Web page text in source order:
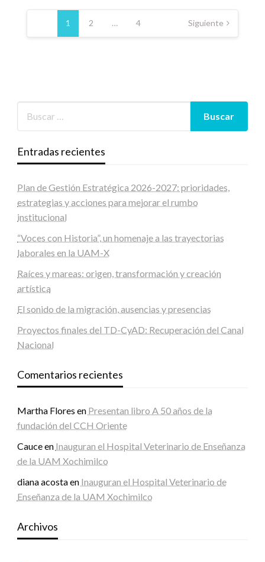
Paginación
entradas
1 2 … 4 Siguiente
Entradas recientes
Plan de Gestión Estratégica 2026-2027: prioridades,
estrategias y acciones para mejorar el rumbo
institucional
“Voces con Historia”, un homenaje a las trayectorias
laborales en la UAM-X
Raíces y mareas: origen, transformación y creación
artística
El sonido de la migración, ausencias y presencias
Proyectos finales del TD-CyAD: Recuperación del Canal
Nacional
Comentarios recientes
Martha Flores en Presentan libro A 50 años de la
fundación del CCH Oriente
Cauceen Inauguran el Hospital Veterinario de Enseñanza
de la UAM Xochimilco
diana acostaen Inauguran el Hospital Veterinario de
Enseñanza de la UAM Xochimilco
Archivos